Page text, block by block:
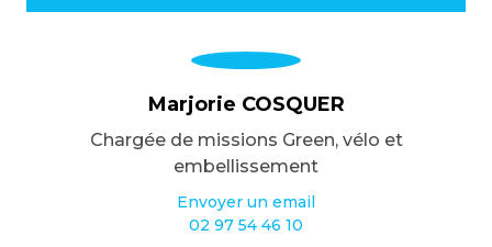
Marjorie COSQUER
Chargée de missions Green, vélo et
embellissement
Envoyer un email
02 97 54 46 10